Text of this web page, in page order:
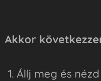
Akkor
1. Állj meg és